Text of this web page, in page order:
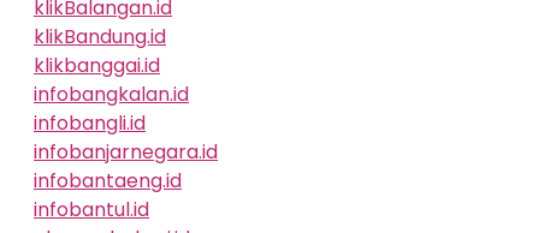
klikBalangan.id
klikBandung.id
klikbanggai.id
infobangkalan.id
infobangli.id
infobanjarnegara.id
infobantaeng.id
infobantul.id